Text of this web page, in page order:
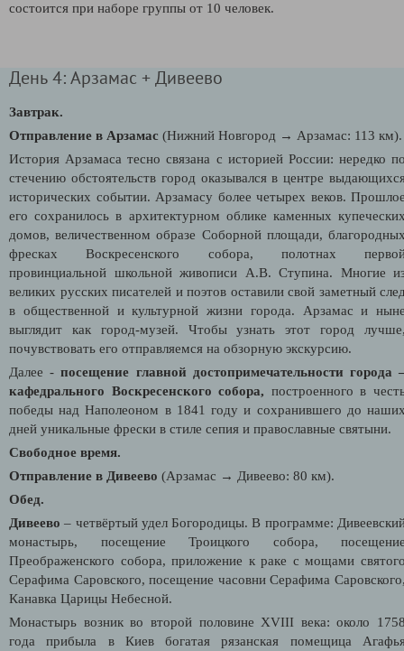
состоится при наборе группы от 10 человек.
День 4: Арзамас + Дивеево
Завтрак.
Отправление в Арзамас (Нижний Новгород → Арзамас: 113 км).
История Арзамаса тесно связана с историей России: нередко
стечению обстоятельств город оказывался в центре
исторических событии. Арзамасу более четырех веков.
его сохранилось в архитектурном облике каменных
домов, величественном образе Соборной площади,
фресках Воскресенского собора, полотнах
провинциальной школьной живописи А.В. Ступина. Многие
великих русских писателей и поэтов оставили свой заметный
в общественной и культурной жизни города. Арзамас и
выглядит как город-музей. Чтобы узнать этот город
почувствовать его отправляемся на обзорную экскурсию.
Далее -посещение главной достопримечательности города
кафедрального Воскресенского собора, построенного в
победы над Наполеоном в 1841 году и сохранившего до
дней уникальные фрески в стиле сепия и православные святыни.
Свободное время.
Отправление в Дивеево (Арзамас → Дивеево: 80 км).
Обед.
Дивеево – четвёртый удел Богородицы. В программе:
монастырь, посещение Троицкого собора,
Преображенского собора, приложение к раке с мощами
Серафима Саровского, посещение часовни Серафима
Канавка Царицы Небесной.
Монастырь возник во второй половине XVIII века: около
года прибыла в Киев богатая рязанская помещица